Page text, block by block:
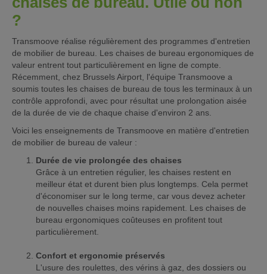
?
Transmoove réalise régulièrement des programmes d'entretien
de mobilier de bureau. Les chaises de bureau ergonomiques de
valeur entrent tout particulièrement en ligne de compte.
Récemment, chez Brussels Airport, l'équipe Transmoove a
soumis toutes les chaises de bureau de tous les terminaux à un
contrôle approfondi, avec pour résultat une prolongation aisée
de la durée de vie de chaque chaise d'environ 2 ans.
Voici les enseignements de Transmoove en matière d'entretien
de mobilier de bureau de valeur :
Durée de vie prolongée des chaises
Grâce à un entretien régulier, les chaises restent en
meilleur état et durent bien plus longtemps. Cela permet
d'économiser sur le long terme, car vous devez acheter
de nouvelles chaises moins rapidement. Les chaises de
bureau ergonomiques coûteuses en profitent tout
particulièrement.
Confort et ergonomie préservés
L'usure des roulettes, des vérins à gaz, des dossiers ou